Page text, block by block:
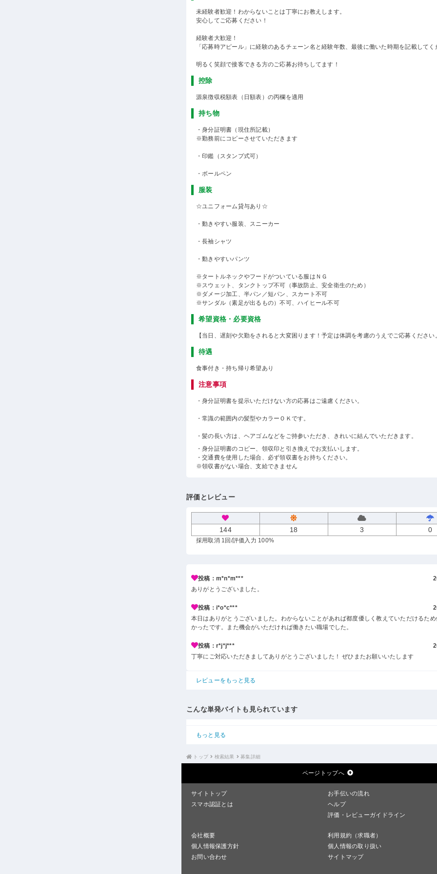
未経験者歓迎！わからないことは丁寧にお教えします。
安心してご応募ください！
経験者大歓迎！
「応募時アピール」に経験のあるチェーン名と経験年数、最後に働いた時期を記載してく
明るく笑顔で接客できる方のご応募お待ちしてます！
控除
源泉徴収税額表（日額表）の丙欄を適用
持ち物
・身分証明書（現住所記載）
※勤務前にコピーさせていただきます
・印鑑（スタンプ式可）
・ボールペン
服装
☆ユニフォーム貸与あり☆
・動きやすい服装、スニーカー
・長袖シャツ
・動きやすいパンツ
※タートルネックやフードがついている服はＮＧ
※スウェット、タンクトップ不可（事故防止、安全衛生のため）
※ダメージ加工、半パン／短パン、スカート不可
※サンダル（素足が出るもの）不可、ハイヒール不可
希望資格・必要資格
【当日、遅刻や欠勤をされると大変困ります！予定は体調を考慮のうえでご応募ください
待遇
食事付き・持ち帰り希望あり
注意事項
・身分証明書を提示いただけない方の応募はご遠慮ください。
・常識の範囲内の髪型やカラーＯＫです。
・髪の長い方は、ヘアゴムなどをご持参いただき、きれいに結んでいただきます。
・身分証明書のコピー、領収印と引き換えでお支払いします。
・交通費を使用した場合、必ず領収書をお持ちください。
※領収書がない場合、支給できません
評価とレビュー
144 18 3 0
採用取消 1回 /評価入力 100%
投稿：m*n*m***
ありがとうございました。
投稿：i*o*c***
本日はありがとうございました。わからないことがあれば都度優しく教えていただけるた
かったです。また機会がいただければ働きたい職場でした。
投稿：r*j*j***
丁寧にご対応いただきましてありがとうございました！ ぜひまたお願いいたします
レビューをもっと見る
こんな単発バイトも見られています
もっと見る
トップ 検索結果 募集詳細
ページトップへ
サイトトップ
お手伝いの流れ
スマホ認証とは
ヘルプ
評価・レビューガイドライン
会社概要
利用規約（求職者）
個人情報保護方針
個人情報の取り扱い
お問い合わせ
サイトマップ